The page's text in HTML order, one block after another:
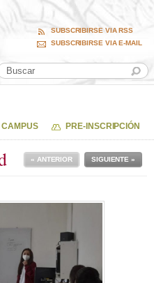
SUBSCRIBIRSE VIA RSS
SUBSCRIBIRSE VIA E-MAIL
CAMPUS PRE-INSCRIPCIÓN
SIGUIENTE »
« ANTERIOR